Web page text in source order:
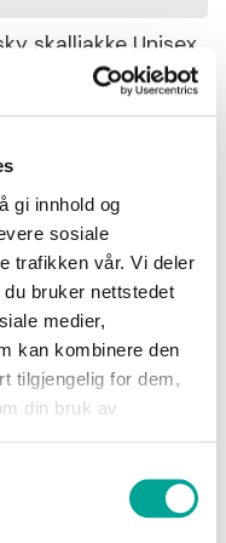
gi innhold og
sosiale
trafikken vår. Vi deler
bruker nettstedet
medier,
kan kombinere den
tilgjengelig for dem,
din bruk av
skalljakke Unisex
arbeidsjakke